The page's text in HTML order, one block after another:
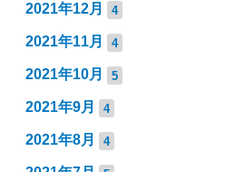
2021年12月 4
2021年11月 4
2021年10月 5
2021年9月 4
2021年8月 4